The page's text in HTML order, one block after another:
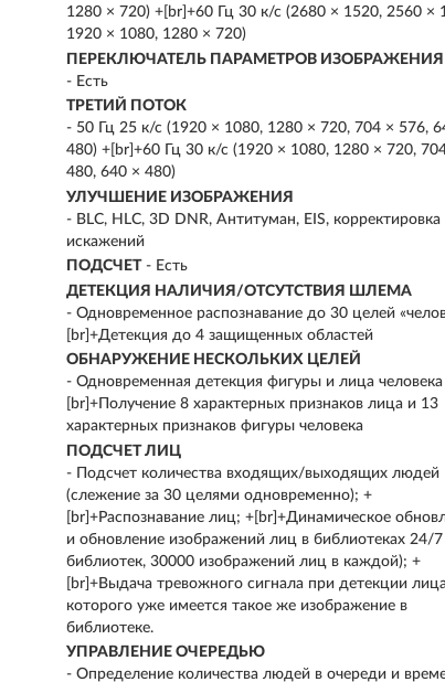
1280 × 720) +[br]+60 Гц 30 к/с (2680 × 1520, 2560 ×
1920 × 1080, 1280 × 720)
ПЕРЕКЛЮЧАТЕЛЬ ПАРАМЕТРОВ ИЗОБРАЖЕНИЯ
- Есть
ТРЕТИЙ ПОТОК
- 50 Гц 25 к/с (1920 × 1080, 1280 × 720, 704 × 576,
480) +[br]+60 Гц 30 к/с (1920 × 1080, 1280 × 720,
480, 640 × 480)
УЛУЧШЕНИЕ ИЗОБРАЖЕНИЯ
- BLC, HLC, 3D DNR, Антитуман, EIS, корректировка
искажений
ПОДСЧЕТ - Есть
ДЕТЕКЦИЯ НАЛИЧИЯ/ОТСУТСТВИЯ ШЛЕМА
- Одновременное распознавание до 30 целей
[br]+Детекция до 4 защищенных областей
ОБНАРУЖЕНИЕ НЕСКОЛЬКИХ ЦЕЛЕЙ
- Одновременная детекция фигуры и лица
[br]+Получение 8 характерных признаков лица и 13
характерных признаков фигуры человека
ПОДСЧЕТ ЛИЦ
- Подсчет количества входящих/выходящих людей
(слежение за 30 целями одновременно); +
[br]+Распознавание лиц; +[br]+Динамическое
и обновление изображений лиц в библиотеках 24/
библиотек, 30000 изображений лиц в каждой); +
[br]+Выдача тревожного сигнала при детекции
которого уже имеется такое же изображение в
библиотеке.
УПРАВЛЕНИЕ ОЧЕРЕДЬЮ
- Определение количества людей в очереди и